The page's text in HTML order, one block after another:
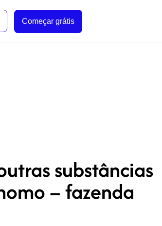
Começar grátis
substâncias
– fazenda